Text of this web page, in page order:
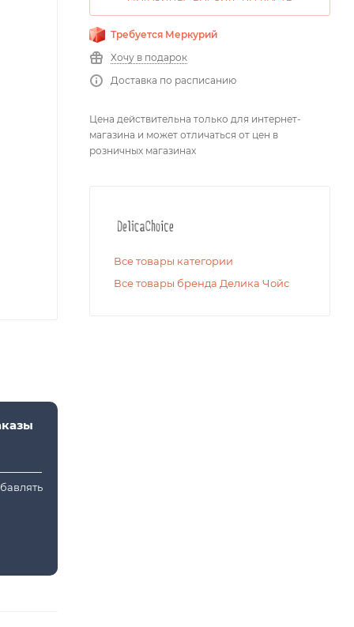
Требуется Меркурий
Хочу в подарок
Доставка по расписанию
Цена действительна только для интернет-
магазина и может отличаться от цен в
розничных магазинах
Все товары категории
Все товары бренда Делика Чойс